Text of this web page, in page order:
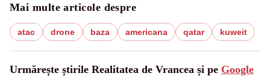
Mai multe articole despre
atac drone baza americana qatar kuweit
Urmărește știrile Realitatea de Vrancea și pe Google